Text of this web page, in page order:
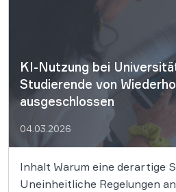
KI-Nutzung bei
Studierende von
ausgeschlossen
04.03.2026
Inhalt Warum eine derartige
Uneinheitliche Regelungen